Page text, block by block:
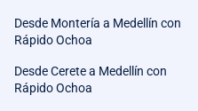
Desde Montería a Medellín con
Rápido Ochoa
Desde Cerete a Medellín con
Rápido Ochoa